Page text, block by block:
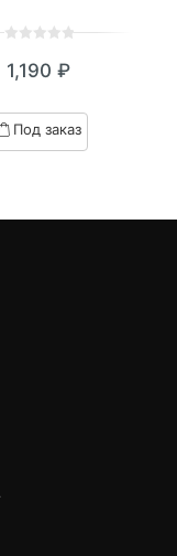
out
based
on
1,190 ₽
Под заказ